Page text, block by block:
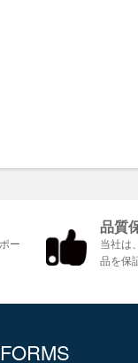
ー
品質
当社は
品を保